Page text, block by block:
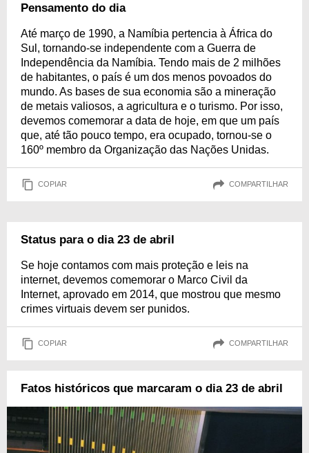
Pensamento do dia
Até março de 1990, a Namíbia pertencia à África do
Sul, tornando-se independente com a Guerra de
Independência da Namíbia. Tendo mais de 2 milhões
de habitantes, o país é um dos menos povoados do
mundo. As bases de sua economia são a mineração
de metais valiosos, a agricultura e o turismo. Por isso,
devemos comemorar a data de hoje, em que um país
que, até tão pouco tempo, era ocupado, tornou-se o
160º membro da Organização das Nações Unidas.
COPIAR COMPARTILHAR
Status para o dia 23 de abril
Se hoje contamos com mais proteção e leis na
internet, devemos comemorar o Marco Civil da
Internet, aprovado em 2014, que mostrou que mesmo
crimes virtuais devem ser punidos.
COPIAR COMPARTILHAR
Fatos históricos que marcaram o dia 23 de abril